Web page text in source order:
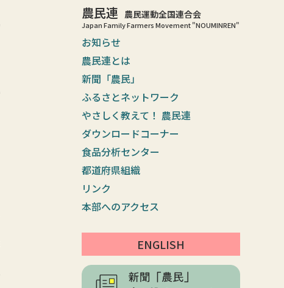
農民連 農民運動全国連合会
Japan Family Farmers Movement "NOUMINREN"
お知らせ
農民連とは
新聞「農民」
ふるさとネットワーク
やさしく教えて！ 農民連
ダウンロードコーナー
食品分析センター
都道府県組織
リンク
本部へのアクセス
ENGLISH